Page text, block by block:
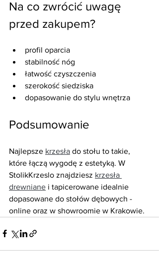
Na co zwrócić uwagę
przed zakupem?
profil oparcia
stabilność nóg
łatwość czyszczenia
szerokość siedziska
dopasowanie do stylu wnętrza
Podsumowanie
Najlepsze krzesła do stołu to takie,
które łączą wygodę z estetyką. W
StolikKrzeslo znajdziesz krzesła
drewniane i tapicerowane idealnie
dopasowane do stołów dębowych -
online oraz w showroomie w Krakowie.